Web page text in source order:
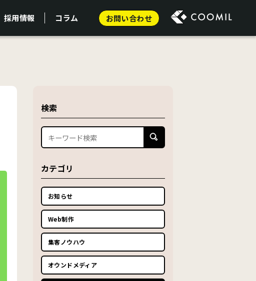
採用情報 コラム お問い合わせ
検索
カテゴリ
お知らせ
Web制作
集客ノウハウ
オウンドメディア